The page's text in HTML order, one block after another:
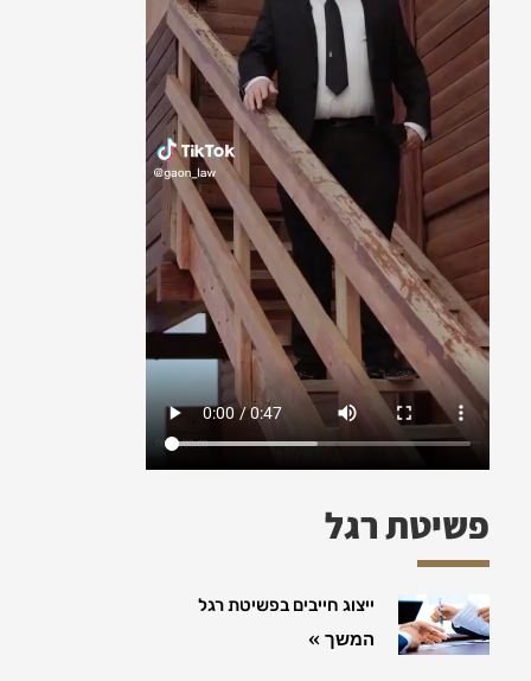
פשיטת רגל
ייצוג חייבים בפשיטת רגל
המשך »